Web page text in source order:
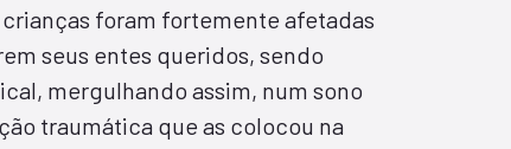
foram fortemente afetadas
seus entes queridos, sendo
mergulhando assim, num sono
traumática que as colocou na